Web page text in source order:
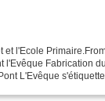
et l'Ecole
l'Evêque Fabrication
L'Evêque